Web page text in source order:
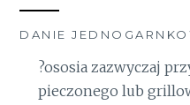
DANIE
?ososia zazwyczaj
pieczonego lub